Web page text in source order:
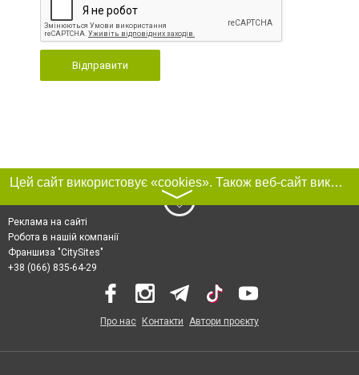
Відправити
Цей сайт використовує «cookies». Також веб-сайт використовує інтернет-сервіс для збору технічних даних стосовно відвідувачів з метою отримання маркетингової та статистичної інформації. Умови обробки даних відвідувачів сайту див.
〉
Реклама на сайті
Робота в нашій компанії
Франшиза "CitySites"
+38 (066) 835-64-29
Про нас Контакти Автори проєкту